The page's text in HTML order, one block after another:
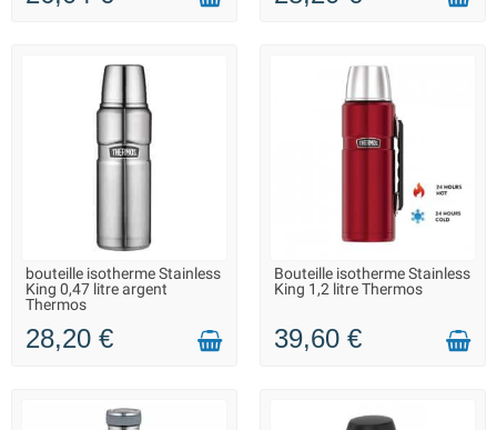
LIVRAISON 2 À 3 JOURS
bouteille isotherme Stainless
King 0,47 litre argent
Thermos
28,20 €
EN STOCK DANS 10 JOURS -
VOUS POUVEZ COMMANDER
Bouteille isotherme Stainless
King 1,2 litre Thermos
39,60 €